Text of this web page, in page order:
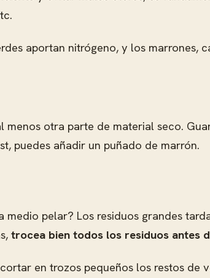
aportan nitrógeno, y los marrones,
otra parte de material seco.
puedes añadir un puñado de marrón.
pelar? Los residuos grandes
trocea bien todos los residuos antes
en trozos pequeños los restos de